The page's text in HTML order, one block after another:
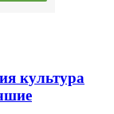
культура